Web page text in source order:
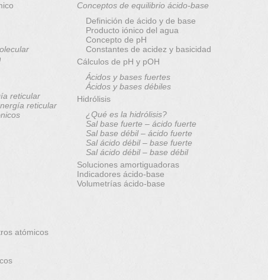
reticular
reticular
Conceptos de equilibrio ácido-base
Definición de ácido y de base
Producto iónico del agua
Concepto de pH
Constantes de acidez y basicidad
Cálculos de pH y pOH
Ácidos y bases fuertes
Ácidos y bases débiles
Hidrólisis
¿Qué es la hidrólisis?
Sal base fuerte – ácido fuerte
Sal base débil – ácido fuerte
Sal ácido débil – base fuerte
Sal ácido débil – base débil
Soluciones amortiguadoras
Indicadores ácido-base
Volumetrías ácido-base
atómicos